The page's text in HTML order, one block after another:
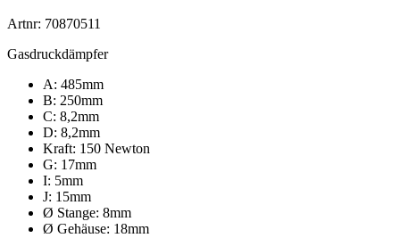
Artnr: 70870511
Gasdruckdämpfer
A: 485mm
B: 250mm
C: 8,2mm
D: 8,2mm
Kraft: 150 Newton
G: 17mm
I: 5mm
J: 15mm
Ø Stange: 8mm
Ø Gehäuse: 18mm